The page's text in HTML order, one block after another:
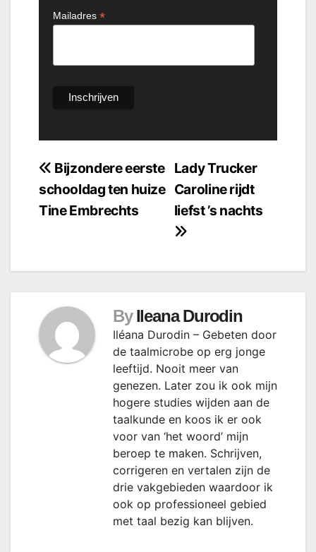
Mailadres *
Bericht
navigatie
Lady Trucker
Caroline rijdt
liefst ’s nachts
Bijzondere eerste
schooldag ten huize
Tine Embrechts
By Ileana Durodin
Iléana Durodin – Gebeten door
de taalmicrobe op erg jonge
leeftijd. Nooit meer van
genezen. Later zou ik ook mijn
hogere studies wijden aan de
taalkunde en koos ik er ook
voor van ‘het woord’ mijn
beroep te maken. Schrijven,
corrigeren en vertalen zijn de
drie vakgebieden waardoor ik
ook op professioneel gebied
met taal bezig kan blijven.